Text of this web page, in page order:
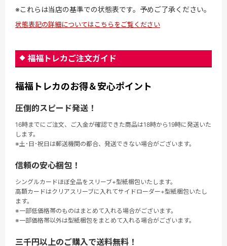
※これらは当店の基準での状態表です。予めご了承ください。
状態表記の詳細についてはこちらをご覧ください
福福トレカご注文ガイド
福福トレカのお得＆安心ポイント
圧倒的スピード発送！
16時までにご注文、ご入金が確認できた商品は18時から19時に発送いた
します。
※土･日･祝日は郵送機関の都合、発送できない場合がございます。
信頼の安心梱包！
シングルカードほぼ全品をスリーブ+型紙梱包いたします。
高額カードはクリアスリーブに入れてサイドローダー+型紙梱包いたし
ます。
※一部低価格帯のものはまとめて入れる場合がございます。
※一部価格帯以外は型紙梱包をまとめて入れる場合がございます。
三千円以上のご購入で送料無料！